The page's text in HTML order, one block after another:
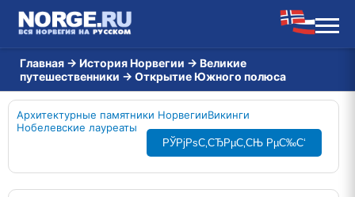
Главная → История Норвегии → Великие
путешественники → Открытие Южного полюса
Архитектурные памятники НорвегииВикинги
Нобелевские лауреаты
РЎРјРѕС‚СЂРµС‚СЊ РµС‰С‘